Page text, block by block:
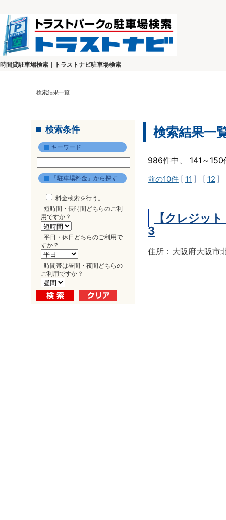
時間貸駐車場検索｜トラストナビ駐車場検索
検索結果一覧
検索条件
キーワード
「駐車場料金」から探す
料金検索を行う。
短時間・長時間どちらのご利
用ですか？
平日・休日どちらのご利用で
すか？
時間帯は昼間・夜間どちらの
ご利用ですか？
検索結果一
986件中、 141～
前の10件 [ 11 ] [ 12 ]
【クレジッ
3
住所：大阪府大阪市